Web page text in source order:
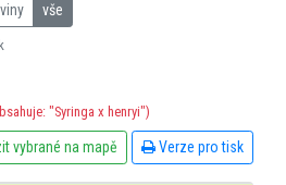
vše
"Syringa x henryi")
vybrané na mapě Verze pro tisk